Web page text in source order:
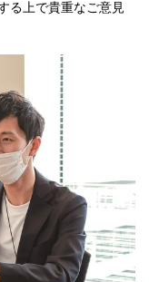
る上で貴重なご意見